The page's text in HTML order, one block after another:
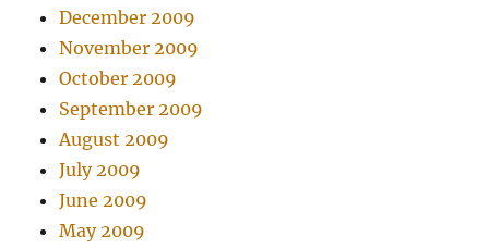
December 2009
November 2009
October 2009
September 2009
August 2009
July 2009
June 2009
May 2009